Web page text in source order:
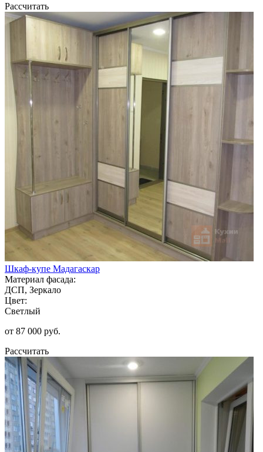
Рассчитать
Шкаф-купе Мадагаскар
Материал фасада:
ДСП, Зеркало
Цвет:
Светлый
от 87 000 руб.
Рассчитать